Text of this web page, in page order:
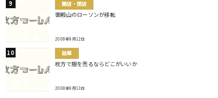
開店・閉店
御殿山のローソンが移転
2008年9月12日
話題
枚方で服を売るならどこがいいか
2008年9月13日